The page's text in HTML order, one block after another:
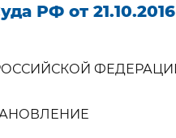
РФ от